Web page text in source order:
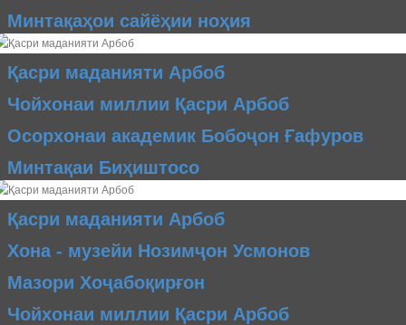
Минтақаҳои сайёҳии ноҳия
Қасри маданияти Арбоб
Чойхонаи миллии Қасри Арбоб
Осорхонаи академик Бобоҷон Ғафуров
Минтақаи Биҳиштосо
Қасри маданияти Арбоб
Хона - музейи Нозимҷон Усмонов
Мазори Хоҷабоқирғон
Чойхонаи миллии Қасри Арбоб